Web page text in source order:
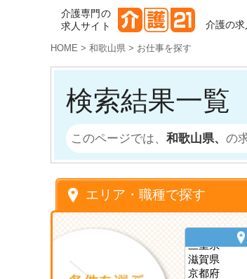
介護専門の
求人サイト
介護の求
HOME > 和歌山県 > お仕事を探す
検索結果一覧
このページでは、 和歌山県、 の
エリア・職種で探す